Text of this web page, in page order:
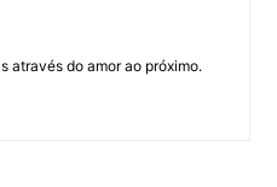
através do amor ao próximo.